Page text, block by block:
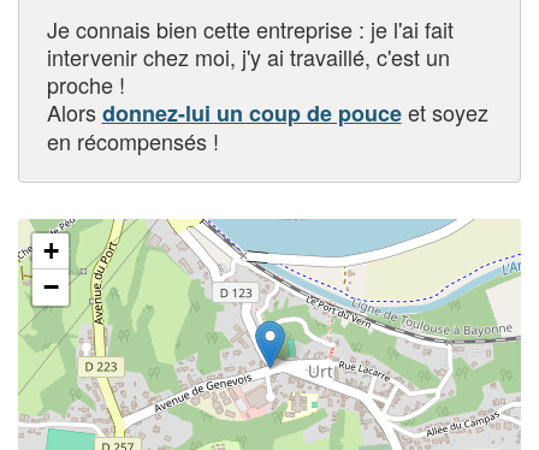
Je connais bien cette entreprise : je l'ai fait
intervenir chez moi, j'y ai travaillé, c'est un
proche !
Alorsdonnez-lui un coup de pouceet soyez
en récompensés !
+
−